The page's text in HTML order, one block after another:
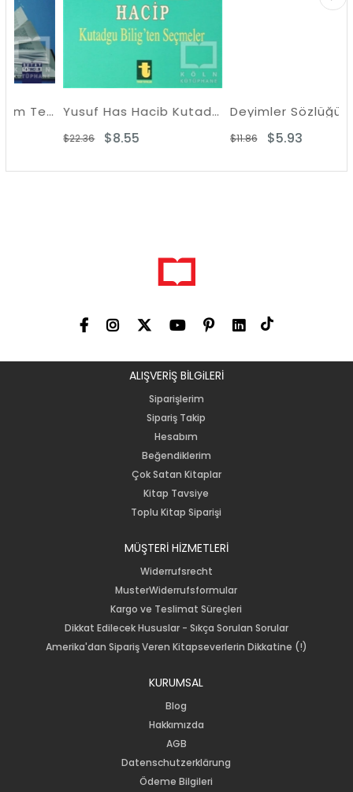
İşletme ve Yönetim Terimleri Ansiklopedik Sözlük Yusuf Has Hacib Kutadgu Bilig
$8.55
Deyimler Sözlüğü
$5.93
ALIŞVERİŞ BİLGiLERİ
Siparişlerim
Sipariş Takip
Hesabım
Beğendiklerim
Çok Satan Kitaplar
Kitap Tavsiye
Toplu Kitap Siparişi
MÜŞTERİ HİZMETLERİ
Widerrufsrecht
MusterWiderrufsformular
Kargo ve Teslimat Süreçleri
Dikkat Edilecek Hususlar - Sıkça Sorulan Sorular
Amerika'dan Sipariş Veren Kitapseverlerin Dikkatine (!)
KURUMSAL
Blog
Hakkımızda
AGB
Datenschutzerklärung
Ödeme Bilgileri